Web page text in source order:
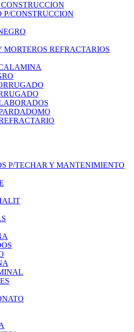
P/CONSTRUCCION
MORTEROS REFRACTARIOS
P/TECHAR Y MANTENIMIENTO